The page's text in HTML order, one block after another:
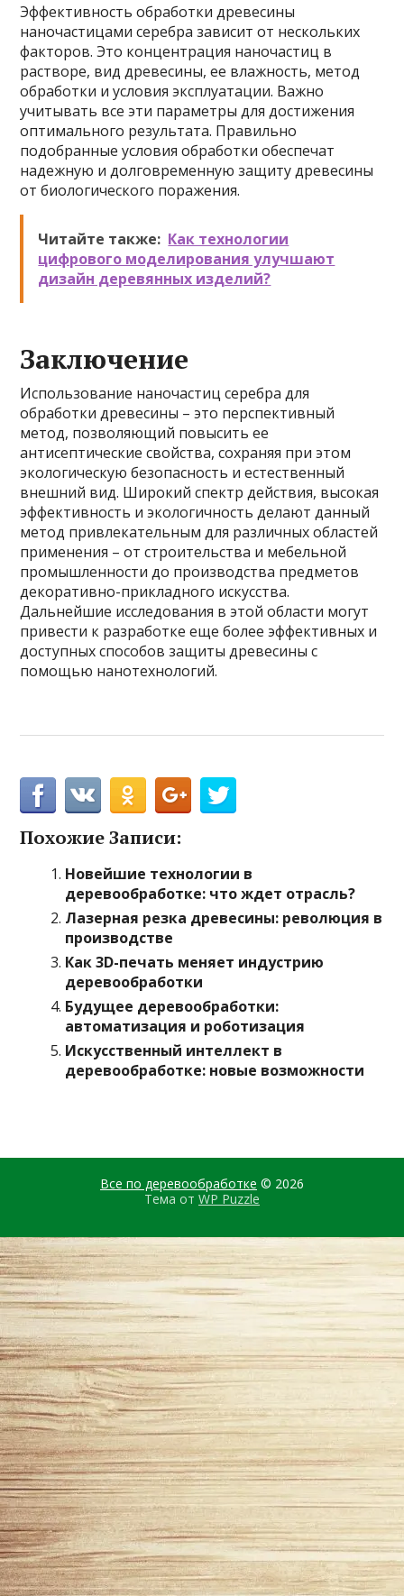
Эффективность обработки древесины
наночастицами серебра зависит от нескольких
факторов. Это концентрация наночастиц в
растворе, вид древесины, ее влажность, метод
обработки и условия эксплуатации. Важно
учитывать все эти параметры для достижения
оптимального результата. Правильно
подобранные условия обработки обеспечат
надежную и долговременную защиту древесины
от биологического поражения.
Читайте также: Как технологии
цифрового моделирования улучшают
дизайн деревянных изделий?
Заключение
Использование наночастиц серебра для
обработки древесины – это перспективный
метод, позволяющий повысить ее
антисептические свойства, сохраняя при этом
экологическую безопасность и естественный
внешний вид. Широкий спектр действия, высокая
эффективность и экологичность делают данный
метод привлекательным для различных областей
применения – от строительства и мебельной
промышленности до производства предметов
декоративно-прикладного искусства.
Дальнейшие исследования в этой области могут
привести к разработке еще более эффективных и
доступных способов защиты древесины с
помощью нанотехнологий.
Похожие Записи:
Новейшие технологии в
деревообработке: что ждет отрасль?
Лазерная резка древесины: революция в
производстве
Как 3D-печать меняет индустрию
деревообработки
Будущее деревообработки:
автоматизация и роботизация
Искусственный интеллект в
деревообработке: новые возможности
Все по деревообработке © 2026
Тема от WP Puzzle